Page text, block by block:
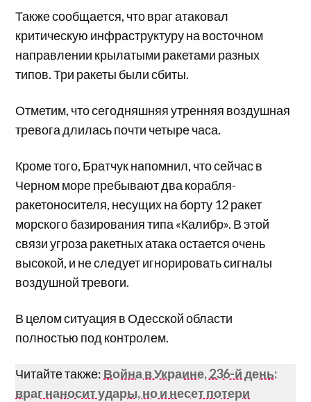
Также сообщается, что враг атаковал
критическую инфраструктуру на восточном
направлении крылатыми ракетами разных
типов. Три ракеты были сбиты.
Отметим, что сегодняшняя утренняя воздушная
тревога длилась почти четыре часа.
Кроме того, Братчук напомнил, что сейчас в
Черном море пребывают два корабля-
ракетоносителя, несущих на борту 12 ракет
морского базирования типа «Калибр». В этой
связи угроза ракетных атака остается очень
высокой, и не следует игнорировать сигналы
воздушной тревоги.
В целом ситуация в Одесской области
полностью под контролем.
Читайте также: Война в Украине, 236-й день:
враг наносит удары, но и несет потери